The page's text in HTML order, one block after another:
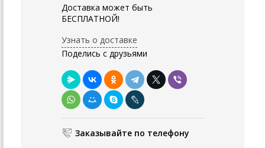
Доставка может быть
БЕСПЛАТНОЙ!
Узнать о доставке
Поделись с друзьями
Заказывайте по телефону